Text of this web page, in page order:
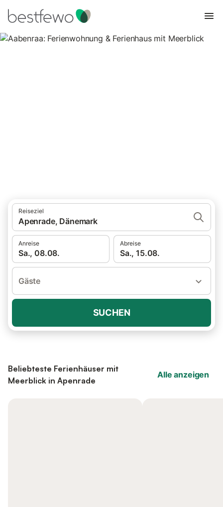
Reiseziel
Apenrade, Dänemark
Anreise
Sa., 08.08.
Abreise
Sa., 15.08.
Gäste
SUCHEN
Beliebteste Ferienhäuser mit
Meerblick in Apenrade
Alle anzeigen